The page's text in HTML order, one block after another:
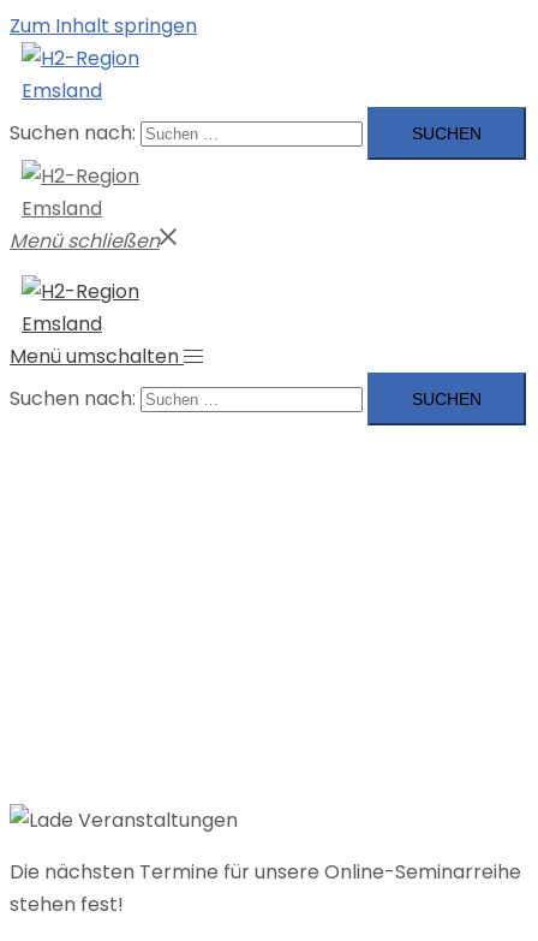
Zum Inhalt springen
Suchen nach:
Menü schließen
Menü umschalten
Suchen nach:
Die nächsten Termine für unsere Online-Seminarreihe
stehen fest!